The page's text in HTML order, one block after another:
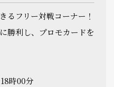
るフリー対戦コーナー！
勝利し、プロモカードを
時00分